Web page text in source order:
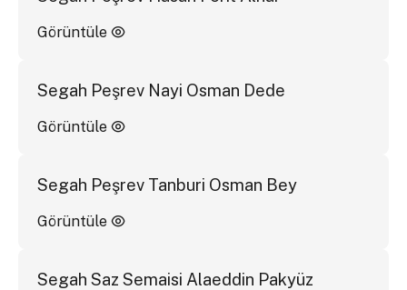
Görüntüle
Segah Peşrev Nayi Osman Dede
Görüntüle
Segah Peşrev Tanburi Osman Bey
Görüntüle
Segah Saz Semaisi Alaeddin Pakyüz